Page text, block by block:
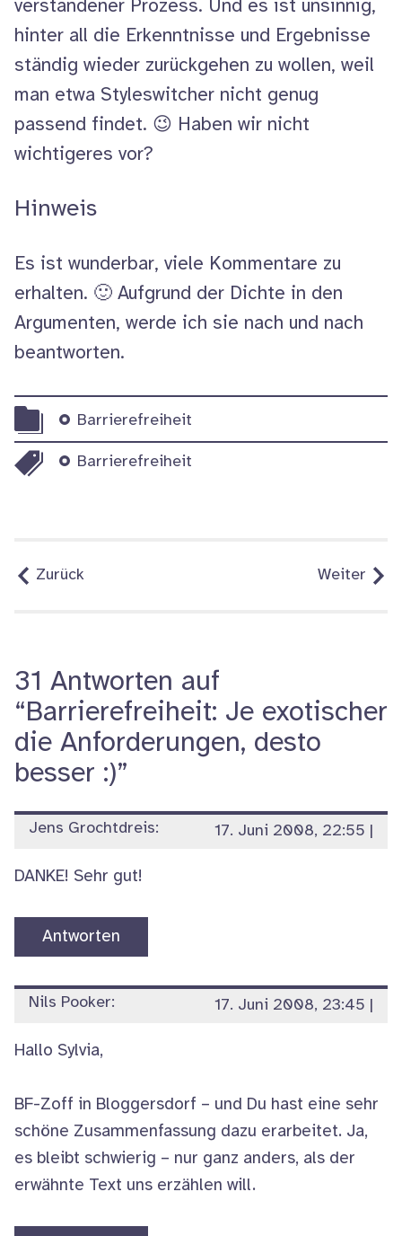
verstandener Prozess. Und es ist unsinnig,
hinter all die Erkenntnisse und Ergebnisse
ständig wieder zurückgehen zu wollen, weil
man etwa Styleswitcher nicht genug
passend findet. 😉 Haben wir nicht
wichtigeres vor?
Hinweis
Es ist wunderbar, viele Kommentare zu
erhalten. 🙂 Aufgrund der Dichte in den
Argumenten, werde ich sie nach und nach
beantworten.
Themen
Barrierefreiheit
Schlagworte
Barrierefreiheit
Zurück Weiter
31 Antworten auf
“Barrierefreiheit: Je exotischer
die Anforderungen, desto
besser :)”
Jens Grochtdreis: 17. Juni 2008, 22:55
DANKE! Sehr gut!
Antworten
Nils Pooker: 17. Juni 2008, 23:45
Hallo Sylvia,
BF-Zoff in Bloggersdorf – und Du hast eine sehr
schöne Zusammenfassung dazu erarbeitet. Ja,
es bleibt schwierig – nur ganz anders, als der
erwähnte Text uns erzählen will.